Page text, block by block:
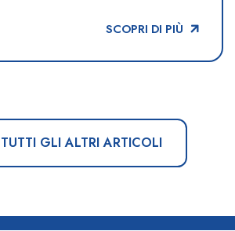
SCOPRI DI PIÙ
GLI ALTRI ARTICOLI